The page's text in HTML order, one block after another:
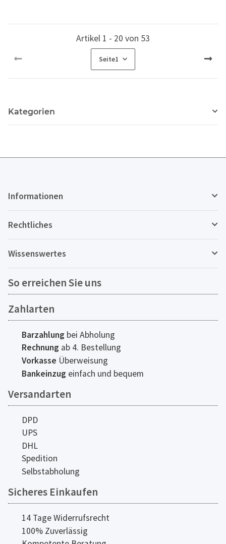
Artikel 1 - 20 von 53
Seite1
Kategorien
Informationen
Rechtliches
Wissenswertes
So erreichen Sie uns
Zahlarten
Barzahlung bei Abholung
Rechnung ab 4. Bestellung
Vorkasse Überweisung
Bankeinzug einfach und bequem
Versandarten
DPD
UPS
DHL
Spedition
Selbstabholung
Sicheres Einkaufen
14 Tage Widerrufsrecht
100% Zuverlässig